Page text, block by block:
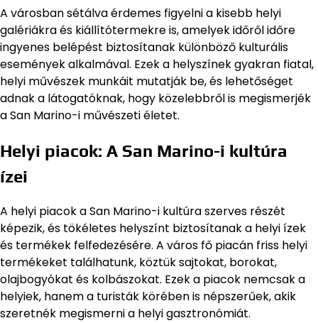
A városban sétálva érdemes figyelni a kisebb helyi
galériákra és kiállítótermekre is, amelyek időről időre
ingyenes belépést biztosítanak különböző kulturális
események alkalmával. Ezek a helyszínek gyakran fiatal,
helyi művészek munkáit mutatják be, és lehetőséget
adnak a látogatóknak, hogy közelebbről is megismerjék
a San Marino-i művészeti életet.
Helyi piacok: A San Marino-i kultúra
ízei
A helyi piacok a San Marino-i kultúra szerves részét
képezik, és tökéletes helyszínt biztosítanak a helyi ízek
és termékek felfedezésére. A város fő piacán friss helyi
termékeket találhatunk, köztük sajtokat, borokat,
olajbogyókat és kolbászokat. Ezek a piacok nemcsak a
helyiek, hanem a turisták körében is népszerűek, akik
szeretnék megismerni a helyi gasztronómiát.